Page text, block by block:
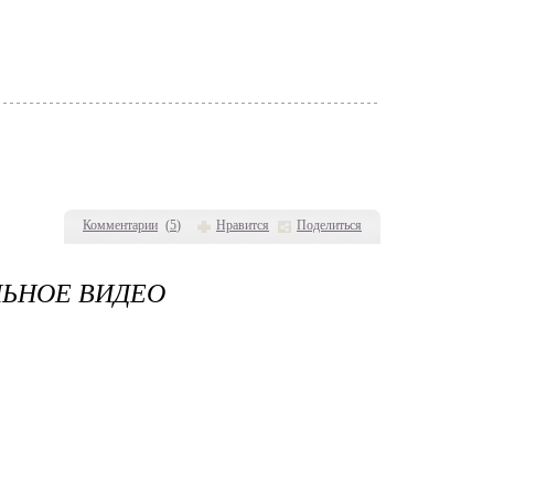
Комментарии (5) Нравится Поделиться
ВИДЕО